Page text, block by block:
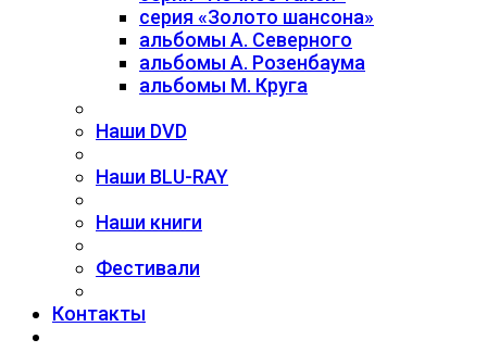
серия «Золото шансона»
альбомы А. Северного
альбомы А. Розенбаума
альбомы М. Круга
Наши DVD
Наши BLU-RAY
Наши книги
Фестивали
Контакты